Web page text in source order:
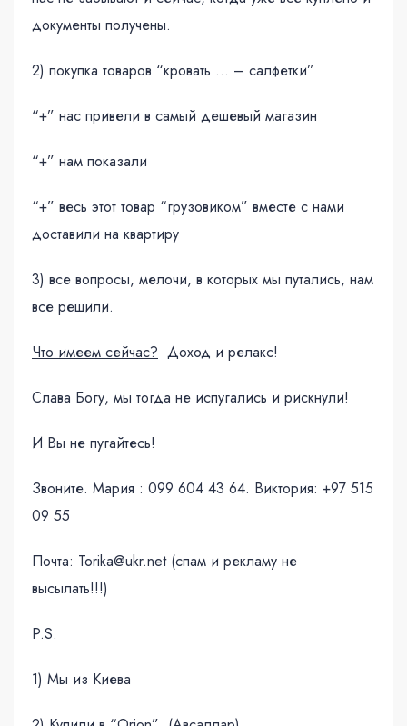
документы получены.
2) покупка товаров “кровать … – салфетки”
“+” нас привели в самый дешевый магазин
“+” нам показали
“+” весь этот товар “грузовиком” вместе с нами
доставили на квартиру
3) все вопросы, мелочи, в которых мы путались, нам
все решили.
Что имеем сейчас? Доход и релакс!
Слава Богу, мы тогда не испугались и рискнули!
И Вы не пугайтесь!
Звоните. Мария : 099 604 43 64. Виктория: +97 515
09 55
Почта: Torika@ukr.net (спам и рекламу не
высылать!!!)
P.S.
1) Мы из Киева